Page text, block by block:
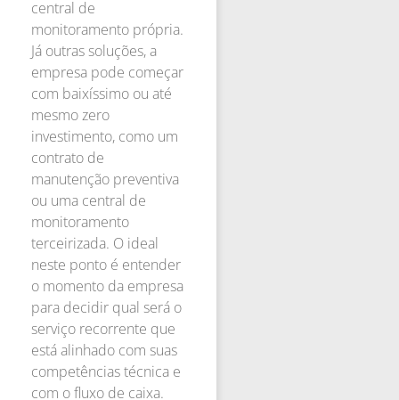
central de
monitoramento própria.
Já outras soluções, a
empresa pode começar
com baixíssimo ou até
mesmo zero
investimento, como um
contrato de
manutenção preventiva
ou uma central de
monitoramento
terceirizada. O ideal
neste ponto é entender
o momento da empresa
para decidir qual será o
serviço recorrente que
está alinhado com suas
competências técnica e
com o fluxo de caixa.